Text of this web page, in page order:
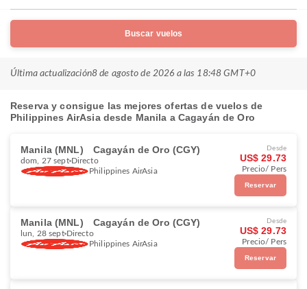
Buscar vuelos
Última actualización8 de agosto de 2026 a las 18:48 GMT+0
Reserva y consigue las mejores ofertas de vuelos de
Philippines AirAsia desde Manila a Cagayán de Oro
Manila (MNL) Cagayán de Oro (CGY)
dom, 27 sept Directo
Philippines AirAsia
Desde
US$ 29.73
Precio/ Pers
Reservar
Manila (MNL) Cagayán de Oro (CGY)
lun, 28 sept Directo
Philippines AirAsia
Desde
US$ 29.73
Precio/ Pers
Reservar